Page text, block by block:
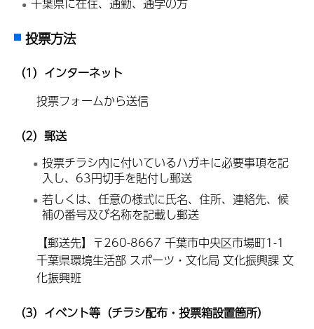
投票方法
（1）インターネット
投票フォームから送信
（2）郵送
投票チラシ内に付いているハガキに必要事項を記
入し、63円切手を貼付し郵送
若しくは、任意の様式に氏名、住所、連絡先、候
補の番号及び名称を記載し郵送
【郵送先】〒260-8667 千葉市中央区市場町1-1
千葉県環境生活部 スポーツ・文化局 文化振興課 文
化振興班
（3）イベント等（チラシ配布・投票箱設置箇所）